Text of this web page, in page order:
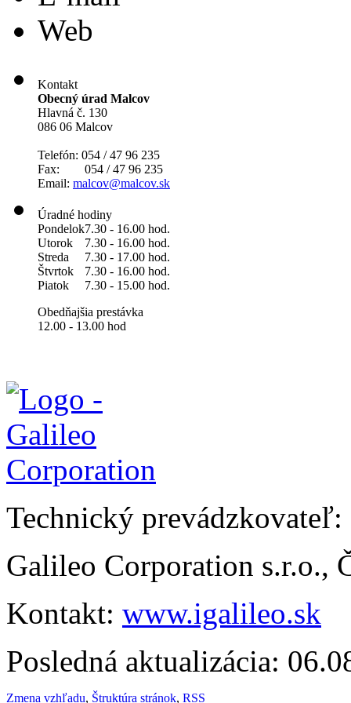
Web
Kontakt
Obecný úrad Malcov
Hlavná č. 130
086 06 Malcov
Telefón: 054 / 47 96 235
Fax: 054 / 47 96 235
Email: malcov@malcov.sk
Úradné hodiny
Pondelok7.30 - 16.00 hod.
Utorok
7.30 - 16.00 hod.
Streda
7.30 - 17.00 hod.
Štvrtok
7.30 - 16.00 hod.
Piatok
7.30 - 15.00 hod.
Obedňajšia prestávka
12.00 - 13.00 hod
Technický prevádzkovateľ:
Galileo Corporation s.r.o.,
Kontakt: www.igalileo.sk
Posledná aktualizácia:
Zmena vzhľadu, Štruktúra stránok, RSS